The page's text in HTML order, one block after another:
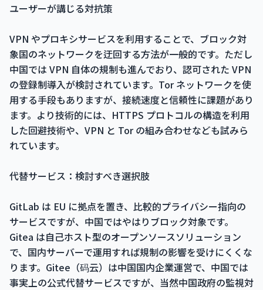
ユーザーが講じる対抗策
VPN やプロキシサービスを利用することで、ブロック対
象国のネットワークを迂回する方法が一般的です。ただし
中国では VPN 自体の規制も進んでおり、認可された VPN
の登録制導入が検討されています。Tor ネットワークを使
用する手段もありますが、接続速度と信頼性に課題があり
ます。より技術的には、HTTPS プロトコルの構造を利用
した回避技術や、VPN と Tor の組み合わせなども試みら
れています。
代替サービス：検討すべき選択肢
GitLab は EU に拠点を置き、比較的プライバシー指向の
サービスですが、中国ではやはりブロック対象です。
Gitea は自己ホスト型のオープンソースソリューション
で、国内サーバーで運用すれば規制の影響を受けにくくな
ります。Gitee（码云）は中国国内企業運営で、中国では
事実上の公式代替サービスですが、当然中国政府の監視対